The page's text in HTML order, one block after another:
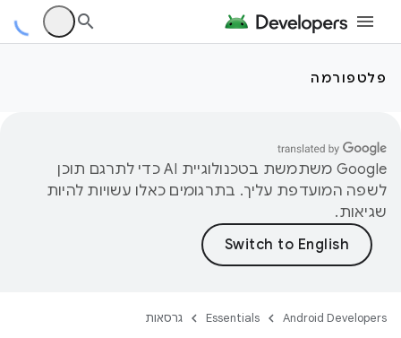
פלטפורמה
‫Google משתמשת בטכנולוגיית AI כדי לתרגם תוכן
לשפה המועדפת עליך. בתרגומים כאלו עשויות להיות
שגיאות.
Android Developers
Essentials גרסאות